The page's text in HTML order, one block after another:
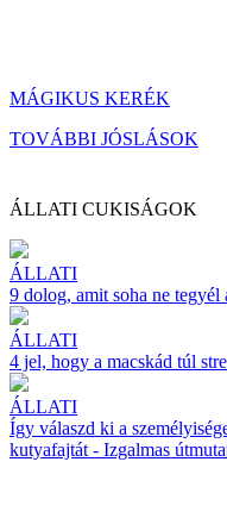
MÁGIKUS KERÉK
TOVÁBBI JÓSLÁSOK
ÁLLATI CUKISÁGOK
ÁLLATI
9 dolog, amit soha ne tegyél
ÁLLATI
4 jel, hogy a macskád túl
ÁLLATI
Így válaszd ki a
kutyafajtát - Izgalmas